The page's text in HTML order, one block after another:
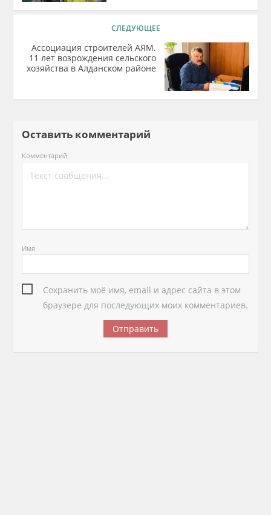
СЛЕДУЮЩЕЕ
Ассоциация строителей АЯМ.
11 лет возрождения сельского
хозяйства в Алданском районе
Оставить комментарий
Комментарий
Имя
Сохранить моё имя, email и адрес сайта в этом
браузере для последующих моих комментариев.